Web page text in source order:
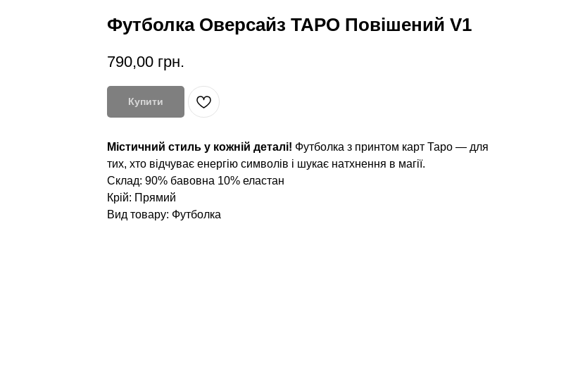
Футболка Оверсайз ТАРО Повішений V1
790,00 грн.
Купити
Містичний стиль у кожній деталі! Футболка з принтом карт Таро — для
тих, хто відчуває енергію символів і шукає натхнення в магії.
Склад: 90% бавовна 10% еластан
Крій: Прямий
Вид товару: Футболка